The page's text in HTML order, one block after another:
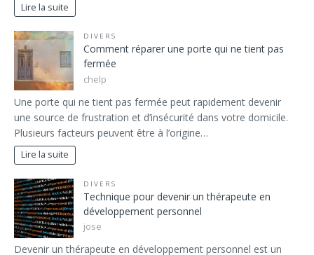
Lire la suite
DIVERS
Comment réparer une porte qui ne tient pas
fermée
chelp
Une porte qui ne tient pas fermée peut rapidement devenir
une source de frustration et d’insécurité dans votre domicile.
Plusieurs facteurs peuvent être à l’origine…
Lire la suite
DIVERS
Technique pour devenir un thérapeute en
développement personnel
jose
Devenir un thérapeute en développement personnel est un